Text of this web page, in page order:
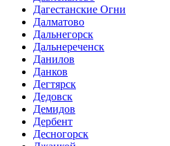
Дагестанские Огни
Далматово
Дальнегорск
Дальнереченск
Данилов
Данков
Дегтярск
Дедовск
Демидов
Дербент
Десногорск